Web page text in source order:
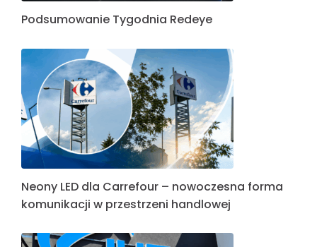
Podsumowanie Tygodnia Redeye
Neony LED dla Carrefour – nowoczesna forma
komunikacji w przestrzeni handlowej